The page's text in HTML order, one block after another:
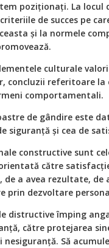
poziționați. La locul
de succes pe
și la normele
culturale
concluzii referitoare la
comportamentali.
de gândire este
siguranță și cea de
constructive sunt
către
a avea rezultate, de
prin dezvoltare
distructive împing
către protejarea
nesiguranță. Să